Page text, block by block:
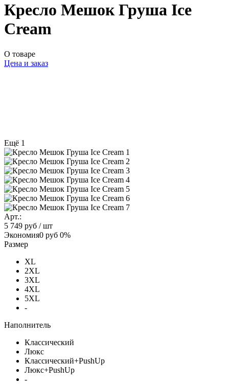
Кресло Мешок Груша Ice
Cream
О товаре
Цена и заказ
Ещё 1
Арт.:
5 749 руб / шт
Экономия0 руб 0%
Размер
XL
2XL
3XL
4XL
5XL
-
Наполнитель
Классический
Люкс
Классический+PushUp
Люкс+PushUp
-